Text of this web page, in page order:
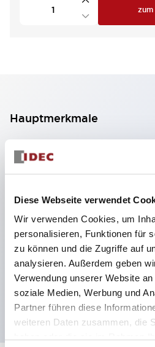
Diese Webseite verwendet
Wir verwenden Cookies, um
personalisieren, Funktionen für
zu können und die Zugriffe auf
analysieren. Außerdem geben
Verwendung unserer Website
soziale Medien, Werbung und
Partner führen diese
weiteren Daten zusammen, die
Hauptmerkmale
2-Kontakt-Block mit 2
Kontakt-Konfiguration
Paneltiefe 39,9 mm (※ 11-
59,9 mm (※ 22-stufiger
Platzsparendes Design
Sicherheitsstruktur der 3.
Freisetzung, integrierter
Fingerschutzstruktur